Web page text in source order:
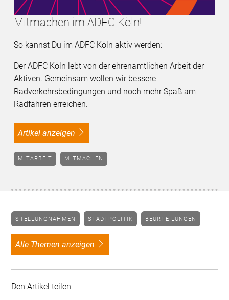
Mitmachen im ADFC Köln!
So kannst Du im ADFC Köln aktiv werden:
Der ADFC Köln lebt von der ehrenamtlichen Arbeit der
Aktiven. Gemeinsam wollen wir bessere
Radverkehrsbedingungen und noch mehr Spaß am
Radfahren erreichen.
Artikel anzeigen
MITARBEIT MITMACHEN
STELLUNGNAHMEN STADTPOLITIK BEURTEILUNGEN
alle Themen anzeigen
Den Artikel teilen